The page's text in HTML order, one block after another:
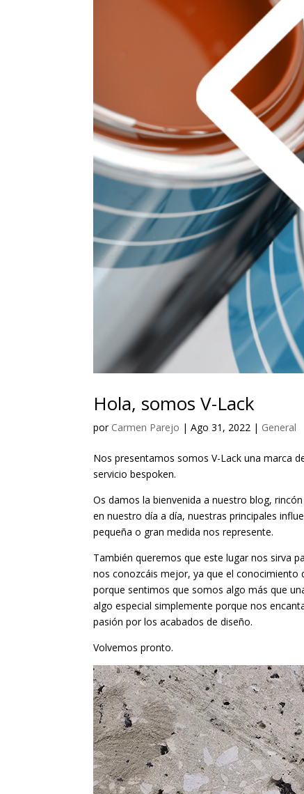
Hola, somos V-Lack
por Carmen Parejo |Ago 31, 2022 | General
Nos presentamos somos V-Lack una marca
servicio bespoken.
Os damos la bienvenida a nuestro blog,
en nuestro día a día, nuestras principales
pequeña o gran medida nos represente.
También queremos que este lugar nos sirva
nos conozcáis mejor, ya que el
porque sentimos que somos algo más que
algo especial simplemente porque nos
pasión por los acabados de diseño.
Volvemos pronto.